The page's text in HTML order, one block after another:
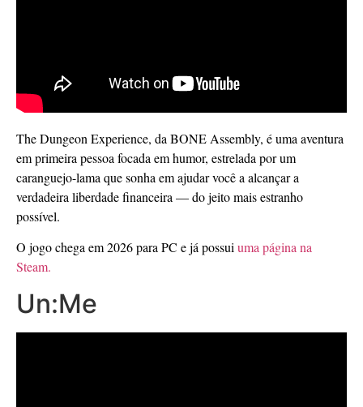
The Dungeon Experience, da BONE Assembly, é uma aventura
em primeira pessoa focada em humor, estrelada por um
caranguejo-lama que sonha em ajudar você a alcançar a
verdadeira liberdade financeira — do jeito mais estranho
possível.
O jogo chega em 2026 para PC e já possuiuma página na
Steam.
Un:Me